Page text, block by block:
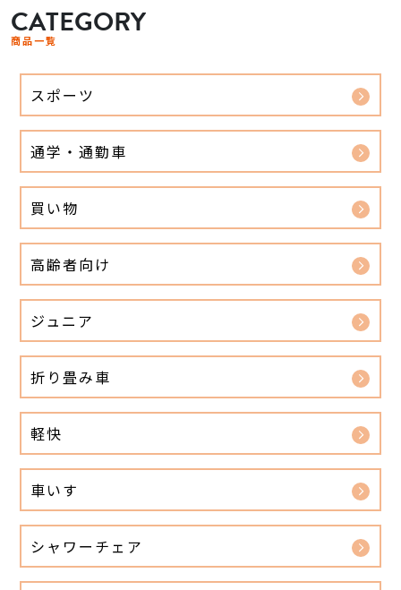
CATEGORY
商品一覧
スポーツ
通学・通勤車
買い物
高齢者向け
ジュニア
折り畳み車
軽快
車いす
シャワーチェア